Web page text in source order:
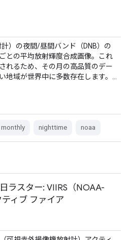
）の夜間/昼間バンド（DNB）の
との平均放射輝度合成画像。これ
れるため、その月の高品質のデー
地域が世界中に多数存在します。…
monthly nighttime noaa
ラスター: VIIRS（NOAA-
ィブ ファイア